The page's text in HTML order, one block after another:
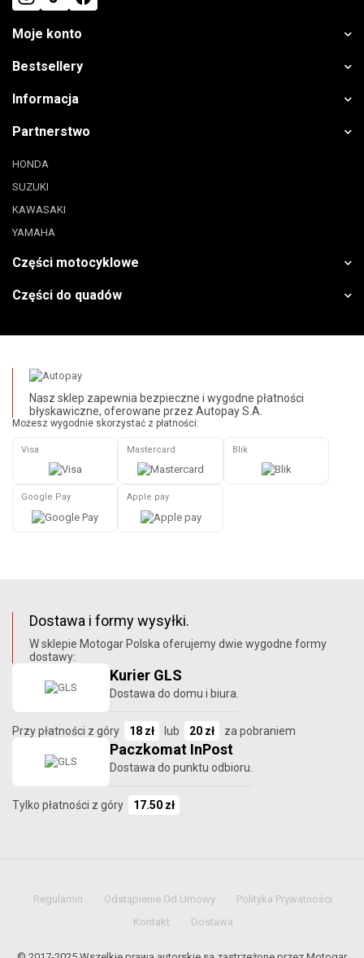
Moje konto
Bestsellery
Informacja
Partnerstwo
HONDA
SUZUKI
KAWASAKI
YAMAHA
Części motocyklowe
Części do quadów
Nasz sklep zapewnia bezpieczne i wygodne płatności
błyskawiczne, oferowane przez Autopay S.A.
Możesz wygodnie skorzystać z płatności:
Visa Mastercard Blik
Google Pay Apple pay
Dostawa i formy wysyłki.
W sklepie Motogar Polska oferujemy dwie wygodne formy
dostawy:
Kurier GLS
Dostawa do domu i biura.
Przy płatności z góry 18 zł lub 20 zł za pobraniem
Paczkomat InPost
Dostawa do punktu odbioru.
Tylko płatności z góry 17.50 zł
Regulamin Odstąpienie Od Umowy
Polityka Prywatności
Kontakt
Dostawa